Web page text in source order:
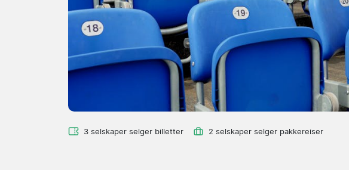
3 selskaper selger billetter 2 selskaper selger pakkereiser